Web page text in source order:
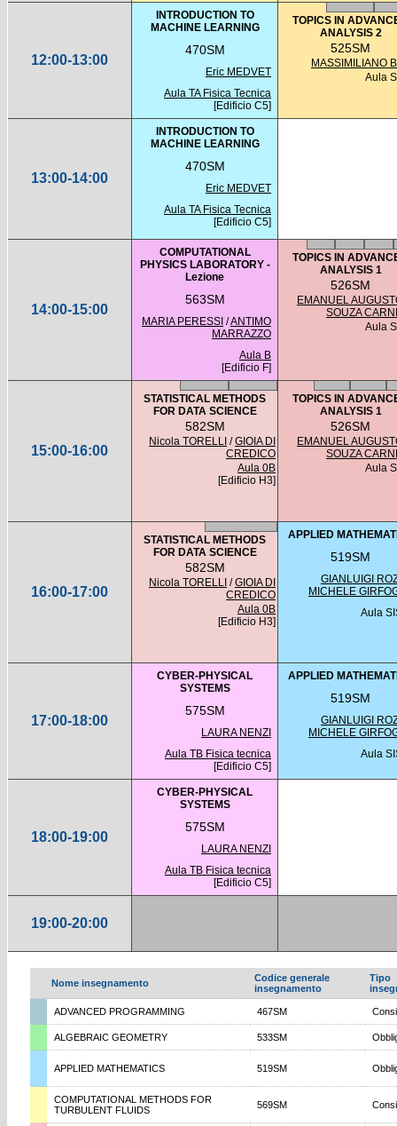
12:00-13:00
INTRODUCTION TO
MACHINE LEARNING
470SM
Eric MEDVET
Aula TA Fisica Tecnica
[Edificio C5]
TOPICS IN
ANALYSIS 2
525SM
MASSIMILIANO
Aula
13:00-14:00
INTRODUCTION TO
MACHINE LEARNING
470SM
Eric MEDVET
Aula TA Fisica Tecnica
[Edificio C5]
14:00-15:00
COMPUTATIONAL
PHYSICS LABORATORY -
Lezione
563SM
MARIA PERESSI /ANTIMO
MARRAZZO
Aula B
[Edificio F]
TOPICS IN
ANALYSIS 1
526SM
EMANUEL
SOUZA
Aula
15:00-16:00
STATISTICAL METHODS
FOR DATA SCIENCE
582SM
Nicola TORELLI /GIOIA DI
CREDICO
Aula 0B
[Edificio H3]
TOPICS IN
ANALYSIS 1
526SM
EMANUEL
SOUZA
Aula
16:00-17:00
STATISTICAL METHODS
FOR DATA SCIENCE
582SM
Nicola TORELLI /GIOIA DI
CREDICO
Aula 0B
[Edificio H3]
APPLIED
519SM
GIANLUIGI
MICHELE
Aula
17:00-18:00
CYBER-PHYSICAL
SYSTEMS
575SM
LAURA NENZI
Aula TB Fisica tecnica
[Edificio C5]
APPLIED
519SM
GIANLUIGI
MICHELE
Aula
18:00-19:00
CYBER-PHYSICAL
SYSTEMS
575SM
LAURA NENZI
Aula TB Fisica tecnica
[Edificio C5]
19:00-20:00
Nome insegnamento
Codice generale
insegnamento
Tipo
ADVANCED PROGRAMMING 467SM
ALGEBRAIC GEOMETRY 533SM
APPLIED MATHEMATICS 519SM
COMPUTATIONAL METHODS FOR
TURBULENT FLUIDS
569SM